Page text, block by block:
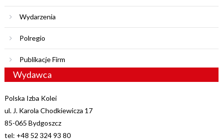
Wydarzenia
Polregio
Publikacje Firm
Wydawca
Polska Izba Kolei
ul. J. Karola Chodkiewicza 17
85-065 Bydgoszcz
tel: +48 52 324 93 80